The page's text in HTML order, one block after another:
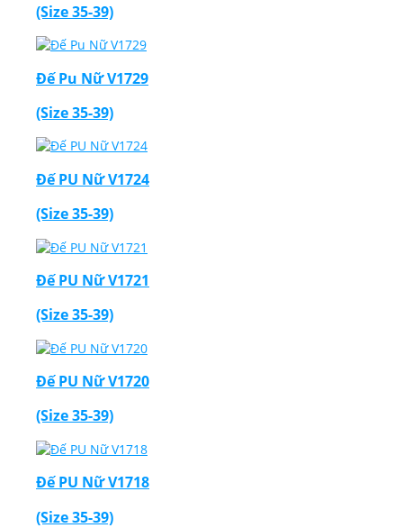
(Size 35-39)
Đế Pu Nữ V1729
(Size 35-39)
Đế PU Nữ V1724
(Size 35-39)
Đế PU Nữ V1721
(Size 35-39)
Đế PU Nữ V1720
(Size 35-39)
Đế PU Nữ V1718
(Size 35-39)